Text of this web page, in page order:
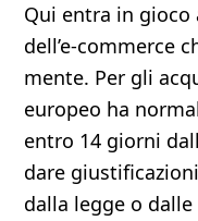
Qui entra in gioco
dell’e-commerce
mente. Per gli
europeo ha
entro 14 giorni
dare
dalla legge o